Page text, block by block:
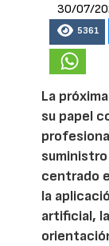
30/07/
5361
La
su papel
centrado
la
artificial,